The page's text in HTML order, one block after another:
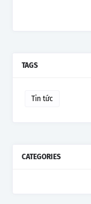
TAGS
Tin tức
CATEGORIES